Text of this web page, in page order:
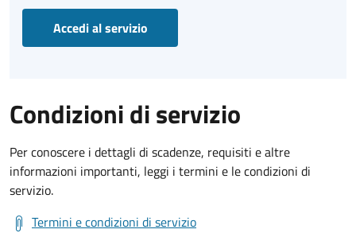
Accedi al servizio
Condizioni di servizio
Per conoscere i dettagli di scadenze, requisiti e altre
informazioni importanti, leggi i termini e le condizioni di
servizio.
Termini e condizioni di servizio